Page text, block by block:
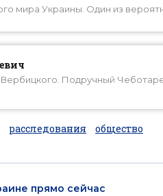
мира Украины. Один из
Подручный
расследования общество
прямо сейчас